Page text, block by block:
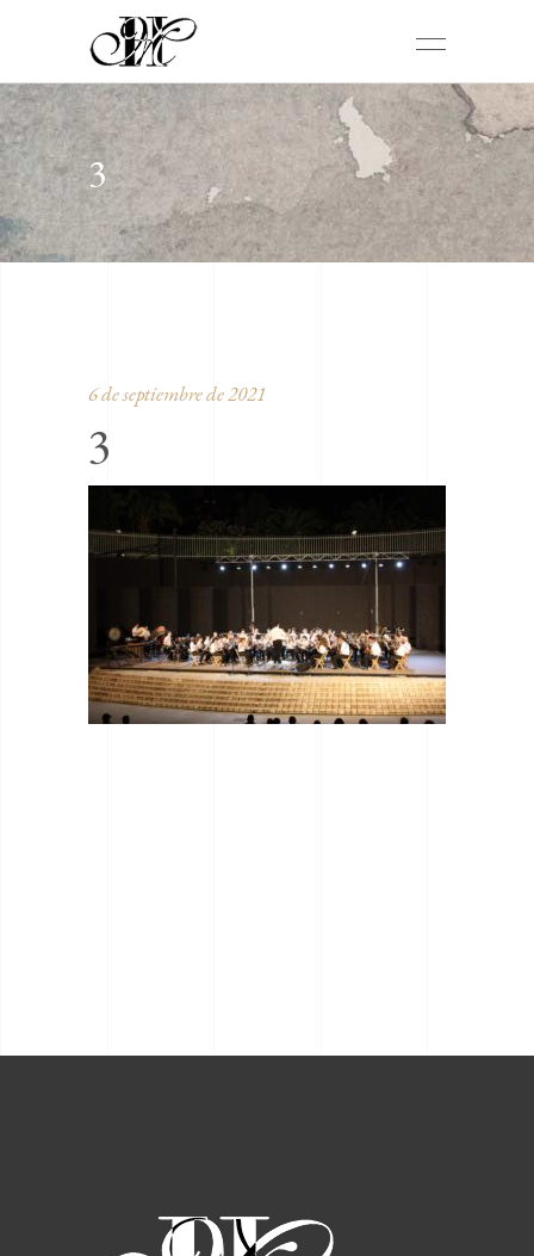
3
6 de septiembre de 2021
3